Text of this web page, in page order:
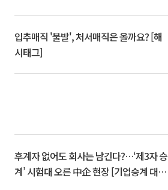
입추매직 '불발', 처서매직은 올까요? [해
시태그]
후계자 없어도 회사는 남긴다?…‘제3자 승
계’ 시험대 오른 中企 현장 [기업승계 대전